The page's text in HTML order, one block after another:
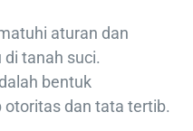
aturan dan
di tanah suci.
bentuk
dan tata tertib.